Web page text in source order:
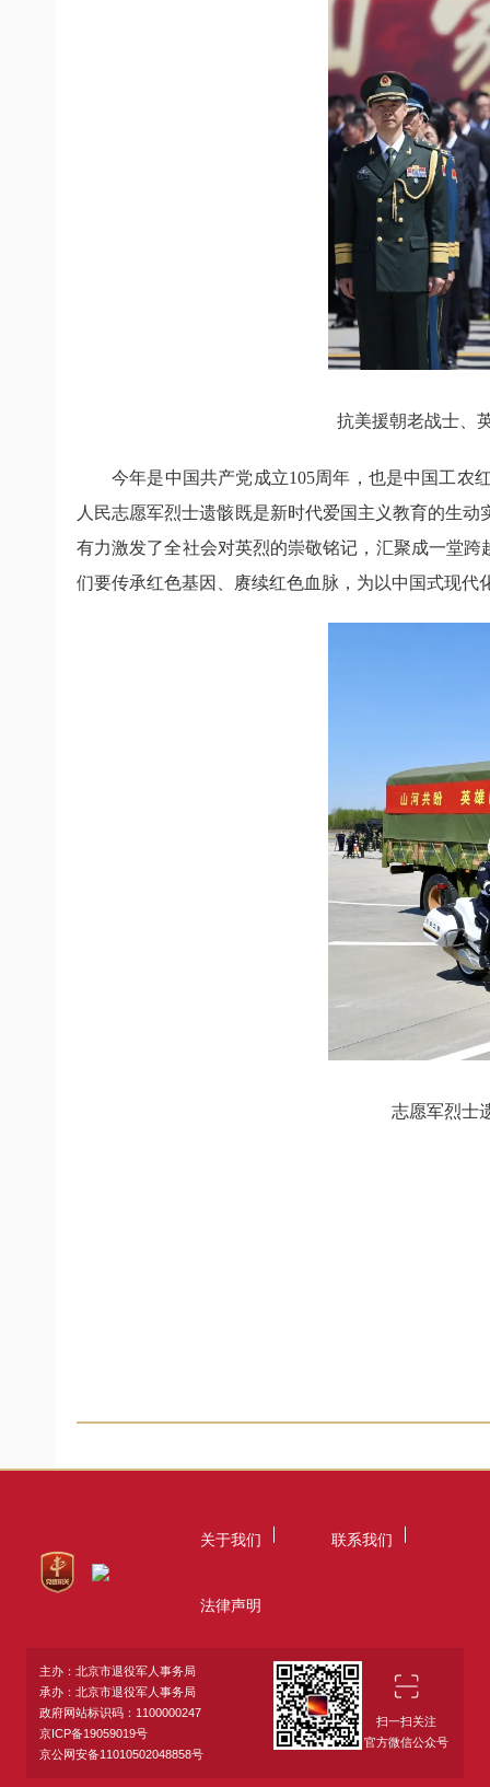
抗美援朝老战士、
今年是中国共产党成立105周年，也是中国工农
人民志愿军烈士遗骸既是新时代爱国主义教育的生
有力激发了全社会对英烈的崇敬铭记，汇聚成一堂
们要传承红色基因、赓续红色血脉，为以中国式现
志愿军烈士
关于我们 联系我们
法律声明
主办：北京市退役军人事务局
承办：北京市退役军人事务局
政府网站标识码：1100000247
京ICP备19059019号
京公网安备11010502048858号
扫一扫关注
官方微信公众号